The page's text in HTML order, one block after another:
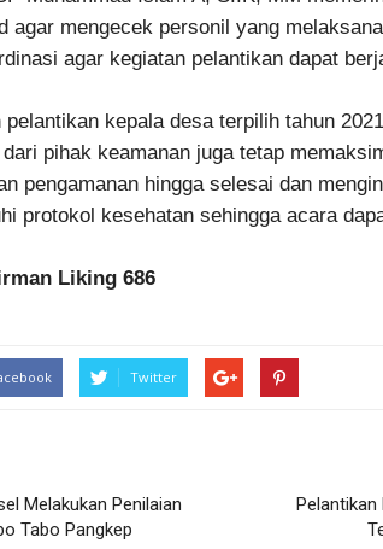
agar mengecek personil yang
agar kegiatan pelantikan dapat
kepala desa terpilih tahun
pihak keamanan juga tetap
pengamanan hingga selesai dan
protokol kesehatan sehingga acara
Liking 686
Twitter
Melakukan Penilaian
Tabo Pangkep
Pelantikan